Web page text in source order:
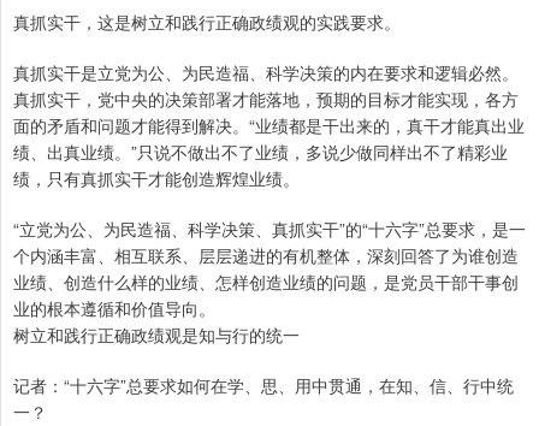
真抓实干，这是树立和践行正确政绩观的实践要求。
真抓实干是立党为公、为民造福、科学决策的内在要求和逻辑必然。
真抓实干，党中央的决策部署才能落地，预期的目标才能实现，各方
面的矛盾和问题才能得到解决。“业绩都是干出来的，真干才能真出业
绩、出真业绩。”只说不做出不了业绩，多说少做同样出不了精彩业
绩，只有真抓实干才能创造辉煌业绩。
“立党为公、为民造福、科学决策、真抓实干”的“十六字”总要求，是一
个内涵丰富、相互联系、层层递进的有机整体，深刻回答了为谁创造
业绩、创造什么样的业绩、怎样创造业绩的问题，是党员干部干事创
业的根本遵循和价值导向。
树立和践行正确政绩观是知与行的统一
记者：“十六字”总要求如何在学、思、用中贯通，在知、信、行中统
一？